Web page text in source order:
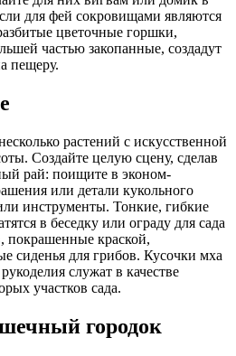
для фей сокровищами являются
цветочные горшки,
частью закопанные, создадут
пещеру.
растений с искусственной
Создайте целую сцену, сделав
рай: поищите в эконом-
или детали кукольного
инструменты. Тонкие, гибкие
в беседку или ограду для сада
краской,
сиденья для грибов. Кусочки мха
служат в качестве
участков сада.
городок